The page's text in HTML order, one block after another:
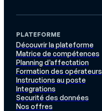
PLATEFORME
Découvrir la plateforme
Matrice de compétences
Planning d’affectation
Formation des opérateurs
Instructions au poste
Integrations
Securité des données
Nos offres